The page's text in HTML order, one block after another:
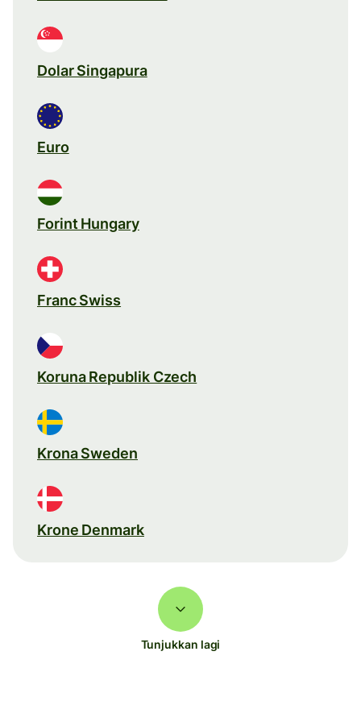
Dolar Singapura
Euro
Forint Hungary
Franc Swiss
Koruna Republik Czech
Krona Sweden
Krone Denmark
Tunjukkan lagi